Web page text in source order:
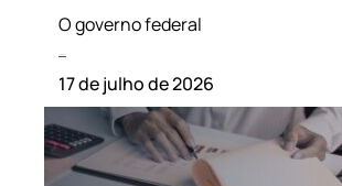
O governo federal
17 de julho de 2026